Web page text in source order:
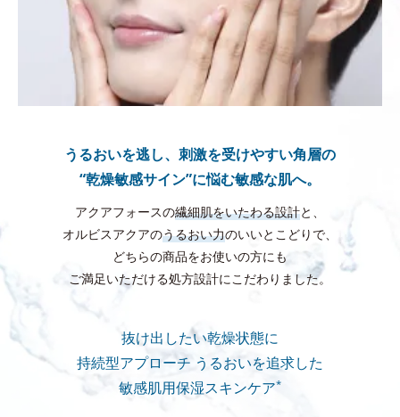
うるおいを逃し、刺激を受けやすい角層の
“乾燥敏感サイン”に悩む敏感な肌へ。
アクアフォースの繊細肌をいたわる設計と、
オルビスアクアのうるおい力のいいとこどりで、
どちらの商品をお使いの方にも
ご満足いただける処方設計にこだわりました。
抜け出したい乾燥状態に
持続型アプローチ うるおいを追求した
敏感肌用保湿スキンケア*